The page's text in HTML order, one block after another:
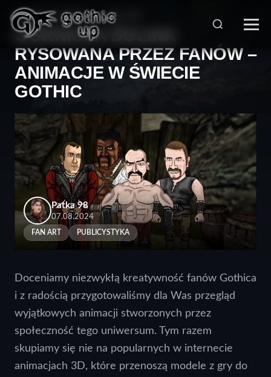
STRONA GŁÓWNA > FAN ART
GÓRNICZA DOLINA
RYSOWANA PRZEZ FANÓW –
ANIMACJE W ŚWIECIE
GOTHIC
Patka 98
07.08.2024
FAN ART PUBLICYSTYKA
Doceniamy niezwykłą kreatywność fanów Gothica
i z radością przygotowaliśmy dla Was przegląd
wyjątkowych animacji stworzonych przez
społeczność tego uniwersum. Tym razem
skupiamy się nie na popularnych w internecie
animacjach 3D, które przenoszą modele z gry do